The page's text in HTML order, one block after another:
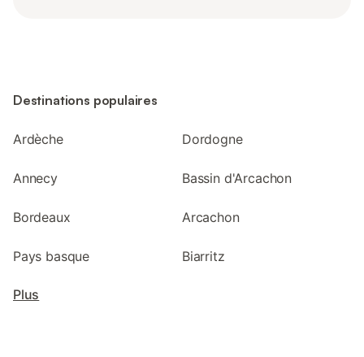
Destinations populaires
Ardèche Dordogne
Annecy Bassin d'Arcachon
Bordeaux Arcachon
Pays basque Biarritz
Plus